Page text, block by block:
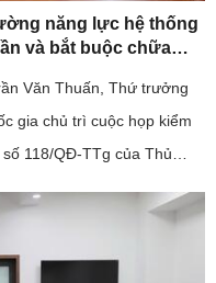
năng lực hệ thống
và bắt buộc chữa
Văn Thuấn, Thứ trưởng
gia chủ trì cuộc họp kiểm
118/QĐ-TTg của Thủ